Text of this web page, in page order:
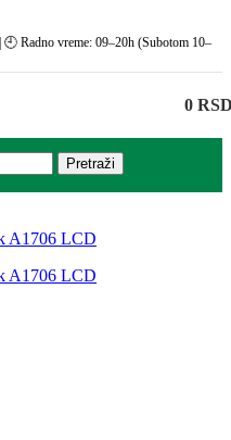
| 🕘 Radno vreme: 09–20h (Subotom 10–
0
Pretraži